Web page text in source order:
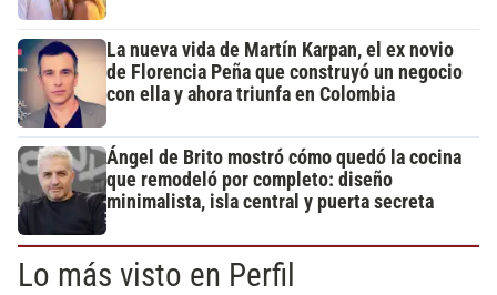
La nueva vida de Martín Karpan, el ex novio
de Florencia Peña que construyó un negocio
con ella y ahora triunfa en Colombia
Ángel de Brito mostró cómo quedó la cocina
que remodeló por completo: diseño
minimalista, isla central y puerta secreta
Lo más visto en Perfil